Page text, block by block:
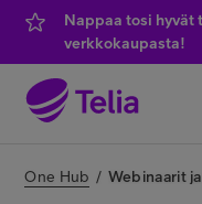
Nappaa tosi hyvät
verkkokaupasta!
One Hub / Webinaarit